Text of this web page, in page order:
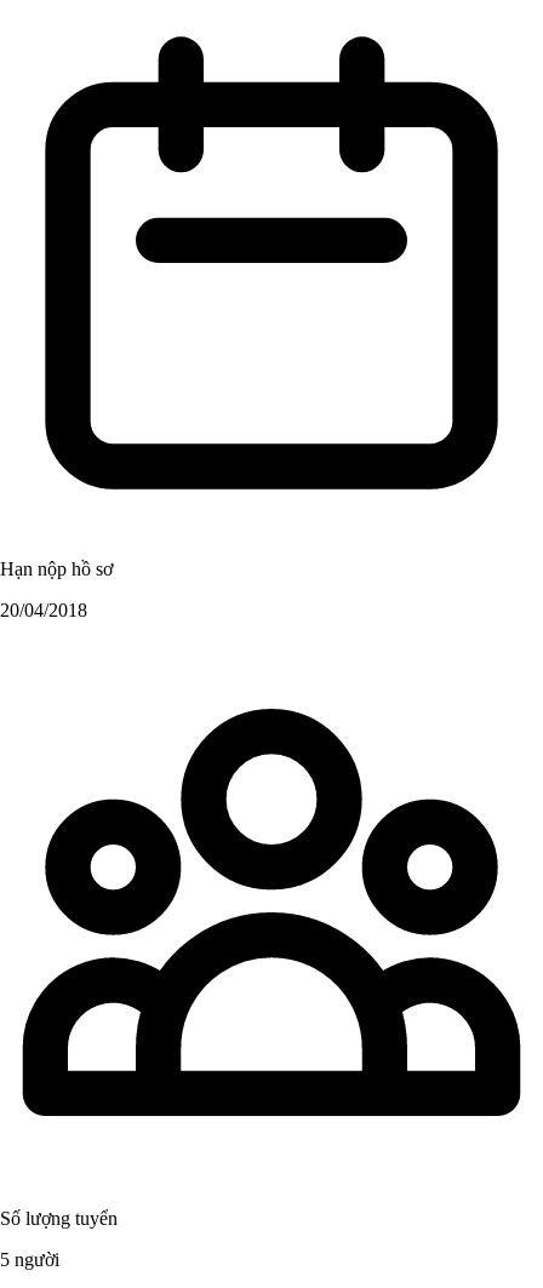
Hạn nộp hồ sơ
20/04/2018
Số lượng tuyển
5 người